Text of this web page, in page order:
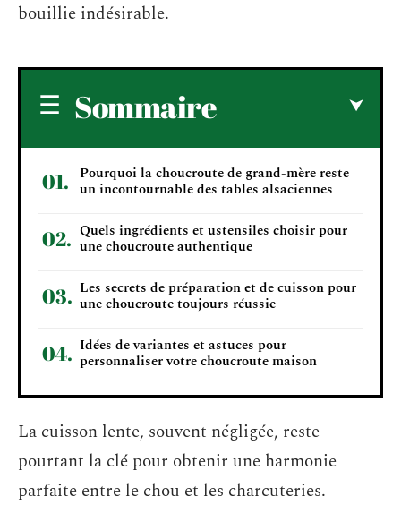
bouillie indésirable.
Sommaire
Pourquoi la choucroute de grand-mère reste
un incontournable des tables alsaciennes
Quels ingrédients et ustensiles choisir pour
une choucroute authentique
Les secrets de préparation et de cuisson pour
une choucroute toujours réussie
Idées de variantes et astuces pour
personnaliser votre choucroute maison
La cuisson lente, souvent négligée, reste
pourtant la clé pour obtenir une harmonie
parfaite entre le chou et les charcuteries.